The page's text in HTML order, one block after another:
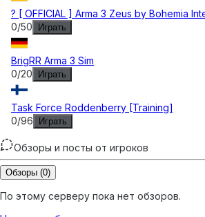
? [ OFFICIAL ] Arma 3 Zeus by Bohemia
0/50 Играть
BrigRR Arma 3 Sim
0/20 Играть
Task Force Roddenberry [Training]
0/96 Играть
Обзоры и посты от игроков
Обзоры (0)
По этому серверу пока нет обзоров.